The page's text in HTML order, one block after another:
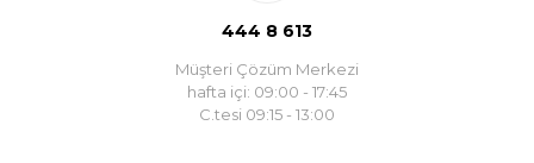
444 8 613
Müşteri Çözüm Merkezi
hafta içi: 09:00 - 17:45
C.tesi 09:15 - 13:00